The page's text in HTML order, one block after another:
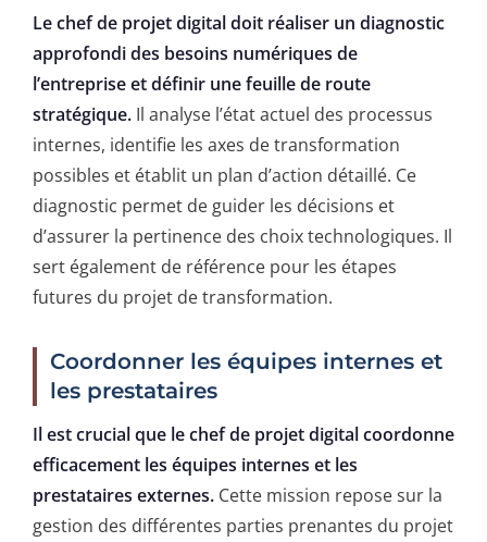
Le chef de projet digital doit réaliser un diagnostic
approfondi des besoins numériques de
l’entreprise et définir une feuille de route
stratégique. Il analyse l’état actuel des processus
internes, identifie les axes de transformation
possibles et établit un plan d’action détaillé. Ce
diagnostic permet de guider les décisions et
d’assurer la pertinence des choix technologiques. Il
sert également de référence pour les étapes
futures du projet de transformation.
Coordonner les équipes internes et
les prestataires
Il est crucial que le chef de projet digital coordonne
efficacement les équipes internes et les
prestataires externes. Cette mission repose sur la
gestion des différentes parties prenantes du projet